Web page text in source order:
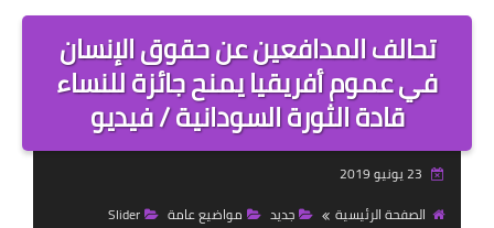
توثيق وتاريخ
بيانات
تقارير
خواطر بالعامية
تحالف المدافعين عن حقوق الإنسان
في عموم أفريقيا يمنح جائزة للنساء
قادة الثورة السودانية / فيديو
الصفحة الرئيسية
جديد مواضيع عامة
Slider